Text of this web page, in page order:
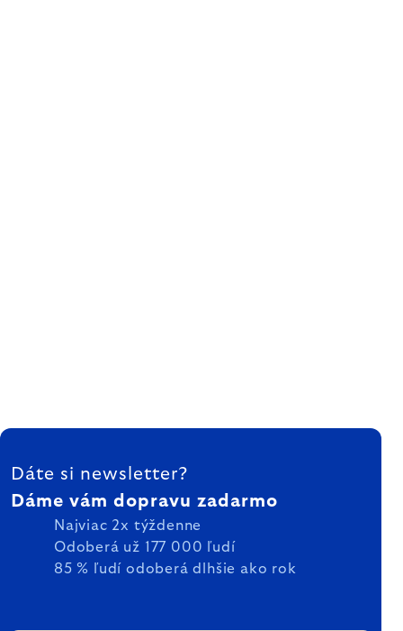
ZÁPÄTIE
Dáte si newsletter?
Dáme vám dopravu zadarmo
Najviac 2x týždenne
Odoberá už 177 000 ľudí
85 % ľudí odoberá dlhšie ako rok